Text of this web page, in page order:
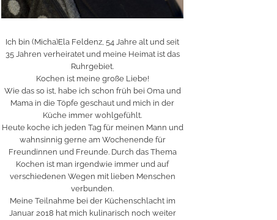
Ich bin (Micha)Ela Feldenz, 54 Jahre alt und seit
35 Jahren verheiratet und meine Heimat ist das
Ruhrgebiet.
Kochen ist meine große Liebe!
Wie das so ist, habe ich schon früh bei Oma und
Mama in die Töpfe geschaut und mich in der
Küche immer wohlgefühlt.
Heute koche ich jeden Tag für meinen Mann und
wahnsinnig gerne am Wochenende für
Freundinnen und Freunde. Durch das Thema
Kochen ist man irgendwie immer und auf
verschiedenen Wegen mit lieben Menschen
verbunden.
Meine Teilnahme bei der Küchenschlacht im
Januar 2018 hat mich kulinarisch noch weiter